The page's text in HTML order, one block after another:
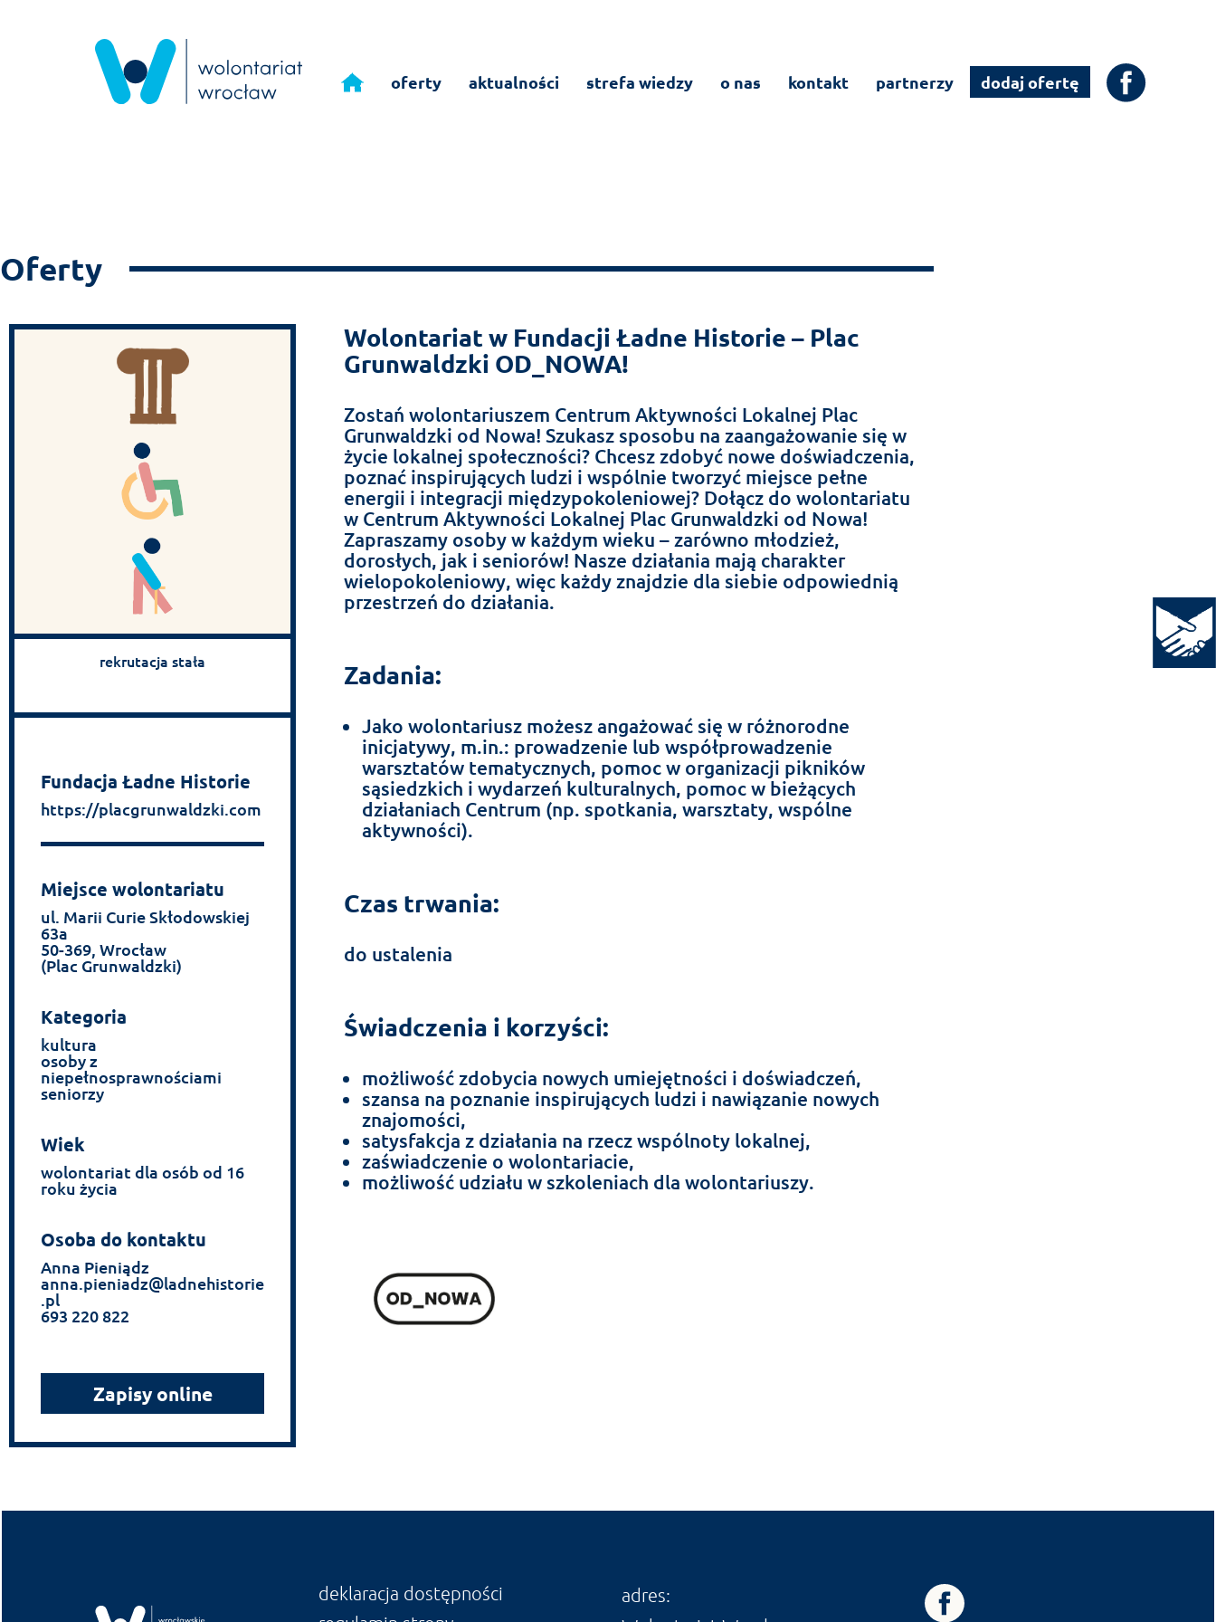
Open
oferty aktualności strefa wiedzy o nas kontakt partnerzy dodaj ofertę
Oferty
rekrutacja stała
Fundacja Ładne Historie
https://placgrunwaldzki.com
Miejsce wolontariatu
ul. Marii Curie Skłodowskiej
63a
50-369, Wrocław
(Plac Grunwaldzki)
Kategoria
kultura
osoby z
niepełnosprawnościami
seniorzy
Wiek
wolontariat dla osób od 16
roku życia
Osoba do kontaktu
Anna Pieniądz
anna.pieniadz@ladnehistorie
.pl
693 220 822
Zapisy online
Wolontariat w Fundacji Ładne Historie – Plac
Grunwaldzki OD_NOWA!
Zostań wolontariuszem Centrum Aktywności Lokalnej Plac
Grunwaldzki od Nowa! Szukasz sposobu na zaangażowanie się w
życie lokalnej społeczności? Chcesz zdobyć nowe doświadczenia,
poznać inspirujących ludzi i wspólnie tworzyć miejsce pełne
energii i integracji międzypokoleniowej? Dołącz do wolontariatu
w Centrum Aktywności Lokalnej Plac Grunwaldzki od Nowa!
Zapraszamy osoby w każdym wieku – zarówno młodzież,
dorosłych, jak i seniorów! Nasze działania mają charakter
wielopokoleniowy, więc każdy znajdzie dla siebie odpowiednią
przestrzeń do działania.
Zadania:
Jako wolontariusz możesz angażować się w różnorodne
inicjatywy, m.in.: prowadzenie lub współprowadzenie
warsztatów tematycznych, pomoc w organizacji pikników
sąsiedzkich i wydarzeń kulturalnych, pomoc w bieżących
działaniach Centrum (np. spotkania, warsztaty, wspólne
aktywności).
Czas trwania:
do ustalenia
Świadczenia i korzyści:
możliwość zdobycia nowych umiejętności i doświadczeń,
szansa na poznanie inspirujących ludzi i nawiązanie nowych
znajomości,
satysfakcja z działania na rzecz wspólnoty lokalnej,
zaświadczenie o wolontariacie,
możliwość udziału w szkoleniach dla wolontariuszy.
deklaracja dostępności
adres: